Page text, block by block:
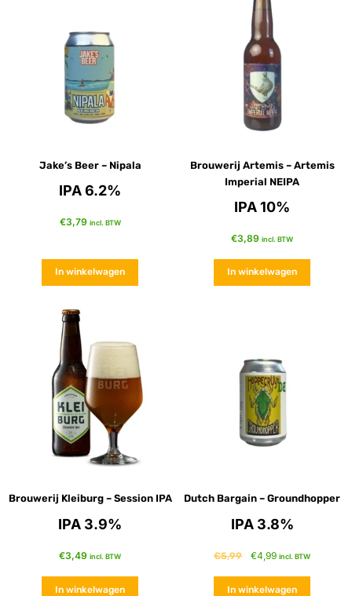
Jake’s Beer – Nipala
IPA 6.2%
€3,79 incl. BTW
In winkelwagen
Brouwerij Artemis – Artemis
Imperial NEIPA
IPA 10%
€3,89 incl. BTW
In winkelwagen
Brouwerij Kleiburg – Session IPA
IPA 3.9%
€3,49 incl. BTW
In winkelwagen
Dutch Bargain – Groundhopper
IPA 3.8%
€5,99 €4,99 incl. BTW
In winkelwagen